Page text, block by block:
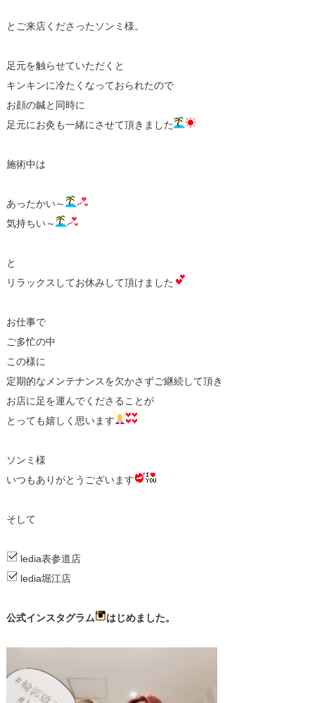
とご来店くださったソンミ様。
足元を触らせていただくと
キンキンに冷たくなっておられたので
お顔の鍼と同時に
足元にお灸も一緒にさせて頂きました
施術中は
あったかい～
気持ちい～
と
リラックスしてお休みして頂けました
お仕事で
ご多忙の中
この様に
定期的なメンテナンスを欠かさずご継続して頂き
お店に足を運んでくださることが
とっても嬉しく思います
ソンミ様
いつもありがとうございます
そして
ledia表参道店
ledia堀江店
公式インスタグラム はじめました。